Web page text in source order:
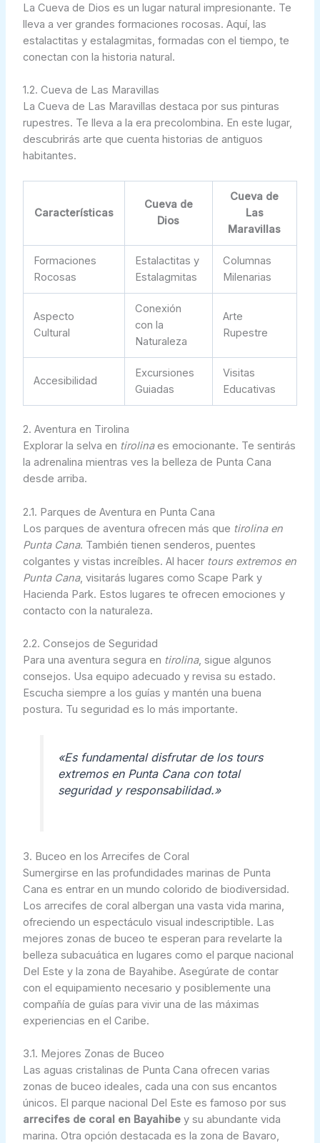
La Cueva de Dios es un lugar natural impresionante. Te
lleva a ver grandes formaciones rocosas. Aquí, las
estalactitas y estalagmitas, formadas con el tiempo, te
conectan con la historia natural.
1.2. Cueva de Las Maravillas
La Cueva de Las Maravillas destaca por sus pinturas
rupestres. Te lleva a la era precolombina. En este lugar,
descubrirás arte que cuenta historias de antiguos
habitantes.
Características
Cueva de
Dios
Cueva de
Las
Maravillas
Formaciones
Rocosas
Estalactitas y
Estalagmitas
Columnas
Milenarias
Aspecto
Cultural
Conexión
con la
Naturaleza
Arte
Rupestre
Accesibilidad
Excursiones
Guiadas
Visitas
Educativas
2. Aventura en Tirolina
Explorar la selva en tirolinaes emocionante. Te sentirás
la adrenalina mientras ves la belleza de Punta Cana
desde arriba.
2.1. Parques de Aventura en Punta Cana
Los parques de aventura ofrecen más que tirolina en
Punta Cana. También tienen senderos, puentes
colgantes y vistas increíbles. Al hacer tours extremos en
Punta Cana, visitarás lugares como Scape Park y
Hacienda Park. Estos lugares te ofrecen emociones y
contacto con la naturaleza.
2.2. Consejos de Seguridad
Para una aventura segura en tirolina, sigue algunos
consejos. Usa equipo adecuado y revisa su estado.
Escucha siempre a los guías y mantén una buena
postura. Tu seguridad es lo más importante.
«Es fundamental disfrutar de los tours
extremos en Punta Canacon total
seguridad y responsabilidad.»
3. Buceo en los Arrecifes de Coral
Sumergirse en las profundidades marinas de Punta
Cana es entrar en un mundo colorido de biodiversidad.
Los arrecifes de coral albergan una vasta vida marina,
ofreciendo un espectáculo visual indescriptible. Las
mejores zonas de buceo te esperan para revelarte la
belleza subacuática en lugares como el parque nacional
Del Este y la zona de Bayahibe. Asegúrate de contar
con el equipamiento necesario y posiblemente una
compañía de guías para vivir una de las máximas
experiencias en el Caribe.
3.1. Mejores Zonas de Buceo
Las aguas cristalinas de Punta Cana ofrecen varias
zonas de buceo ideales, cada una con sus encantos
únicos. El parque nacional Del Este es famoso por sus
arrecifes de coral en Bayahibey su abundante vida
marina. Otra opción destacada es la zona de Bavaro,